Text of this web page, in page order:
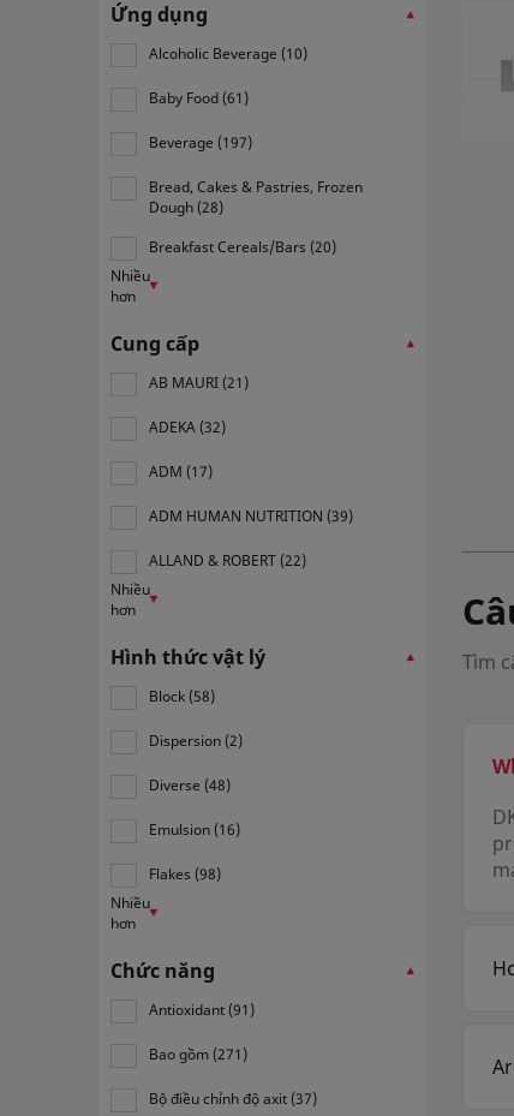
Ứng dụng
Alcoholic Beverage (10)
Baby Food (61)
Beverage (197)
Bread, Cakes & Pastries, Frozen
Dough (28)
Breakfast Cereals/Bars (20)
Nhiều
hơn
Cung cấp
AB MAURI (21)
ADEKA (32)
ADM (17)
ADM HUMAN NUTRITION (39)
ALLAND & ROBERT (22)
Nhiều
hơn
Hình thức vật lý
Block (58)
Dispersion (2)
Diverse (48)
Emulsion (16)
Flakes (98)
Nhiều
hơn
Chức năng
Antioxidant (91)
Bao gồm (271)
Bộ điều chỉnh độ axit (37)
Tìm